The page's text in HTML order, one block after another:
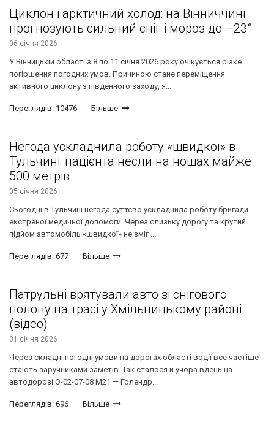
Циклон і арктичний холод: на Вінниччині
прогнозують сильний сніг і мороз до –23°
06 січня 2026
У Вінницькій області з 8 по 11 січня 2026 року очікується різке
погіршення погодних умов. Причиною стане переміщення
активного циклону з південного заходу, я...
Переглядів: 10476 Більше
Негода ускладнила роботу «швидкої» в
Тульчині: пацієнта несли на ношах майже
500 метрів
05 січня 2026
Сьогодні в Тульчині негода суттєво ускладнила роботу бригади
екстреної медичної допомоги. Через слизьку дорогу та крутий
підйом автомобіль «швидкої» не зміг ...
Переглядів: 677 Більше
Патрульні врятували авто зі снігового
полону на трасі у Хмільницькому районі
(відео)
01 січня 2026
Через складні погодні умови на дорогах області водії все частіше
стають заручниками заметів. Так сталося й учора вдень на
автодорозі О-02-07-08 М21 — Голендр...
Переглядів: 696 Більше